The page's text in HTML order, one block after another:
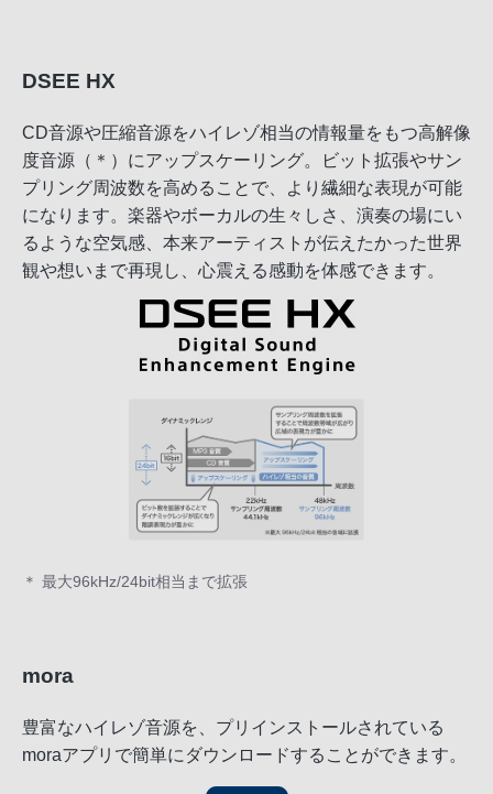
DSEE HX
CD音源や圧縮音源をハイレゾ相当の情報量をもつ高解像
度音源（＊）にアップスケーリング。ビット拡張やサン
プリング周波数を高めることで、より繊細な表現が可能
になります。楽器やボーカルの生々しさ、演奏の場にい
るような空気感、本来アーティストが伝えたかった世界
観や想いまで再現し、心震える感動を体感できます。
＊ 最大96kHz/24bit相当まで拡張
mora
豊富なハイレゾ音源を、プリインストールされている
moraアプリで簡単にダウンロードすることができます。